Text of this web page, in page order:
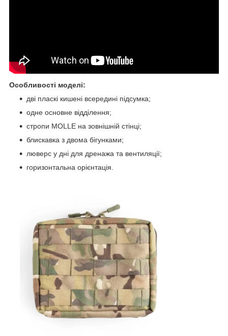
Особливості моделі:
дві пласкі кишені всередині підсумка;
одне основне відділення;
стропи MOLLE на зовнішній стінці;
блискавка з двома бігунками;
люверс у дні для дренажа та вентиляції;
горизонтальна орієнтація.